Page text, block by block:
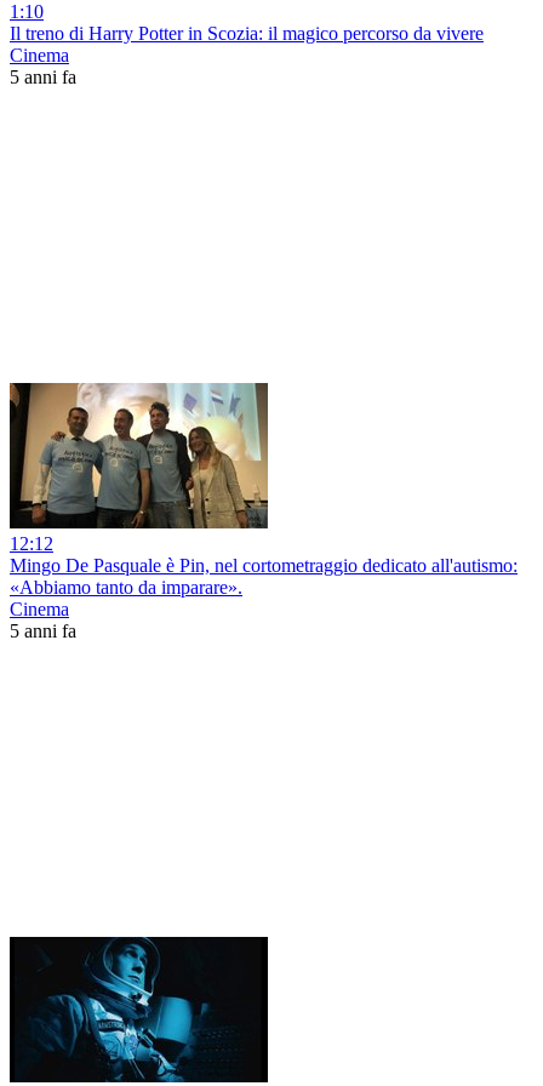
1:10
Il treno di Harry Potter in Scozia: il magico percorso da vivere
Cinema
5 anni fa
12:12
Mingo De Pasquale è Pin, nel cortometraggio dedicato all'autismo:
«Abbiamo tanto da imparare».
Cinema
5 anni fa